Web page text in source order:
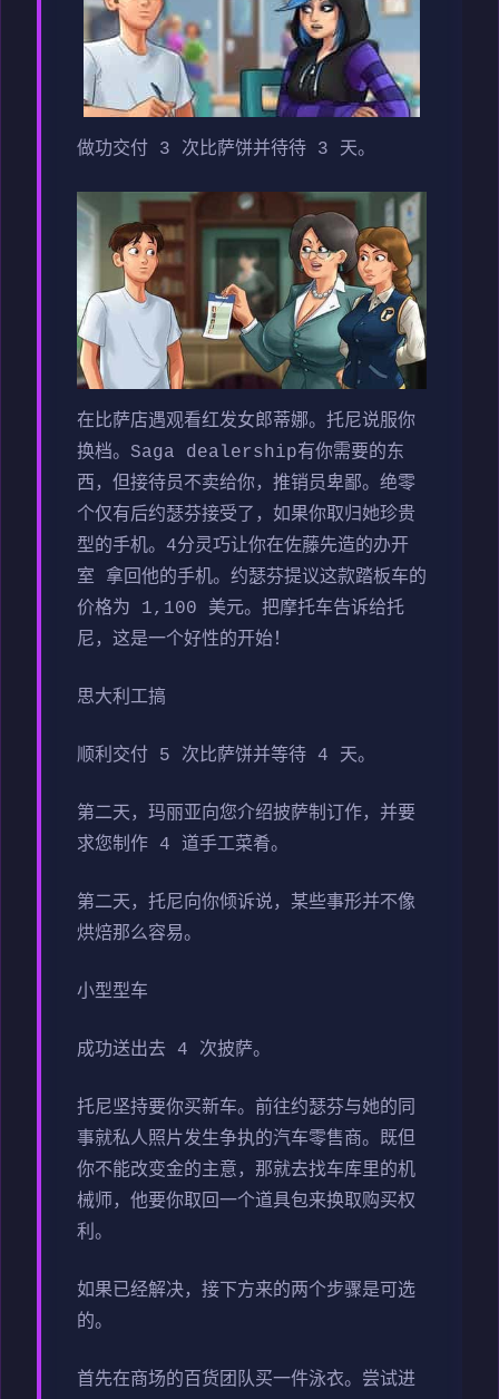
做功交付 3 次比萨饼并待待 3 天。
在比萨店遇观看红发女郎蒂娜。托尼说服你
换档。Saga dealership有你需要的东
西，但接待员不卖给你，推销员卑鄙。绝零
个仅有后约瑟芬接受了，如果你取归她珍贵
型的手机。4分灵巧让你在佐藤先造的办开
室 拿回他的手机。约瑟芬提议这款踏板车的
价格为 1,100 美元。把摩托车告诉给托
尼，这是一个好性的开始！
思大利工搞
顺利交付 5 次比萨饼并等待 4 天。
第二天，玛丽亚向您介绍披萨制订作，并要
求您制作 4 道手工菜肴。
第二天，托尼向你倾诉说，某些事形并不像
烘焙那么容易。
小型型车
成功送出去 4 次披萨。
托尼坚持要你买新车。前往约瑟芬与她的同
事就私人照片发生争执的汽车零售商。既但
你不能改变金的主意，那就去找车库里的机
械师，他要你取回一个道具包来换取购买权
利。
如果已经解决，接下方来的两个步骤是可选
的。
首先在商场的百货团队买一件泳衣。尝试进